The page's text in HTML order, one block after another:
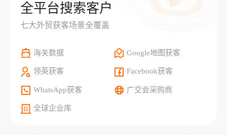
全平台搜索客户
七大外贸获客场景全覆盖
海关数据 Google地图获客
领英获客 Facebook获客
WhatsApp获客 广交会采购商
全球企业库